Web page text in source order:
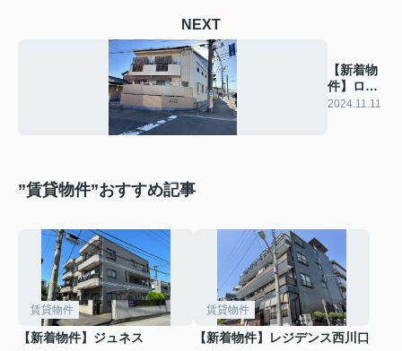
NEXT
【新着物
件】ロイ
ヤルヒル
2024.11.11
”賃貸物件”おすすめ記事
賃貸物件
【新着物件】ジュネス
賃貸物件
【新着物件】レジデンス西川口